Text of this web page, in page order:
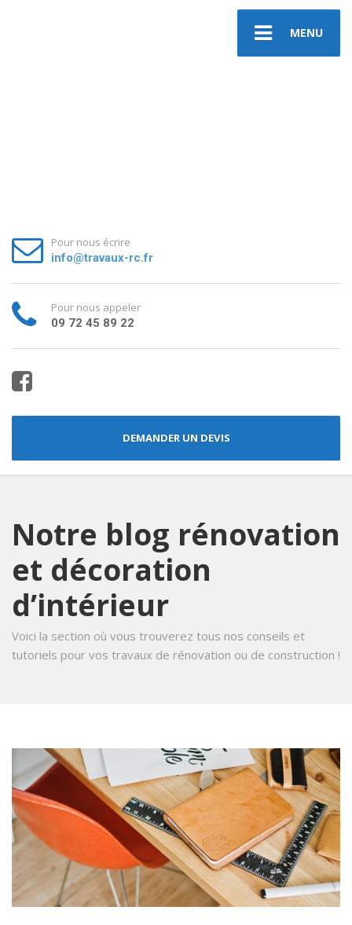
MENU
Pour nous écrire
info@travaux-rc.fr
Pour nous appeler
09 72 45 89 22
DEMANDER UN DEVIS
Notre blog rénovation
et décoration
d’intérieur
Voici la section où vous trouverez tous nos conseils et
tutoriels pour vos travaux de rénovation ou de construction !